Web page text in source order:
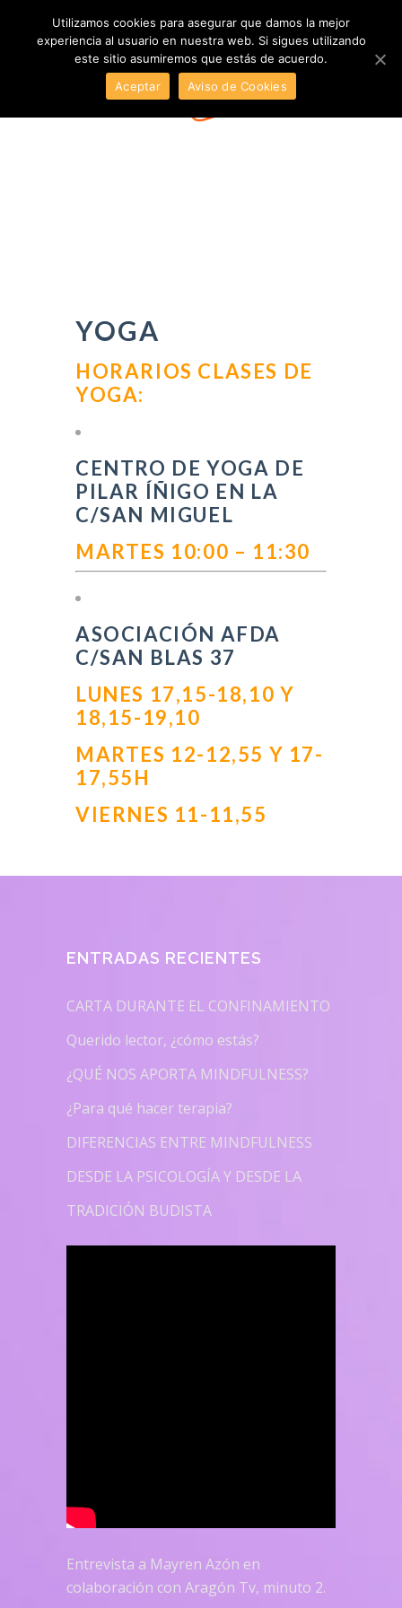
YOGA
HORARIOS CLASES DE
YOGA:
CENTRO DE YOGA DE
PILAR ÍÑIGO EN LA
C/SAN MIGUEL
MARTES 10:00 – 11:30
ASOCIACIÓN AFDA
C/SAN BLAS 37
LUNES 17,15-18,10 Y
18,15-19,10
MARTES 12-12,55 Y 17-
17,55H
VIERNES 11-11,55
ENTRADAS RECIENTES
CARTA DURANTE EL CONFINAMIENTO
Querido lector, ¿cómo estás?
¿QUÉ NOS APORTA MINDFULNESS?
¿Para qué hacer terapia?
DIFERENCIAS ENTRE MINDFULNESS
DESDE LA PSICOLOGÍA Y DESDE LA
TRADICIÓN BUDISTA
Entrevista a Mayren Azón en
colaboración con Aragón Tv, minuto 2.
Utilizamos cookies para asegurar que damos la mejor
experiencia al usuario en nuestra web. Si sigues utilizando
este sitio asumiremos que estás de acuerdo.
Aceptar
Aviso de Cookies